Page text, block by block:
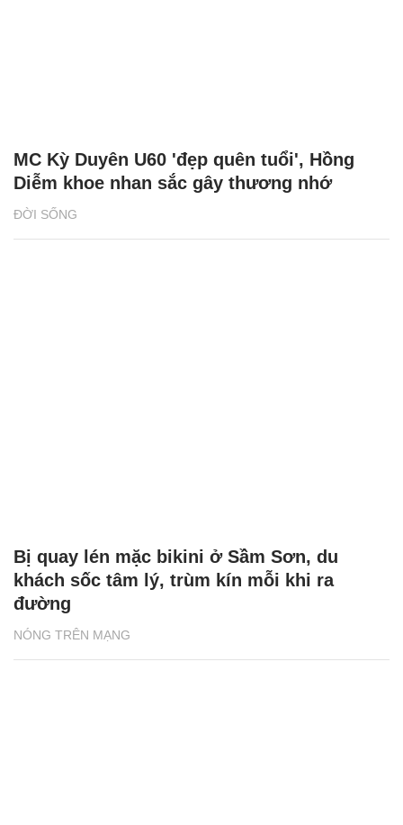
ĐỜI SỐNG
MC Kỳ Duyên U60 'đẹp quên tuổi', Hồng
Diễm khoe nhan sắc gây thương nhớ
NÓNG TRÊN MẠNG
Bị quay lén mặc bikini ở Sầm Sơn, du
khách sốc tâm lý, trùm kín mỗi khi ra
đường